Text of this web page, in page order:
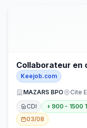
Collaborateur en
Keejob.com
MAZARS BPO
Cite
CDI
900 - 1500
03/08